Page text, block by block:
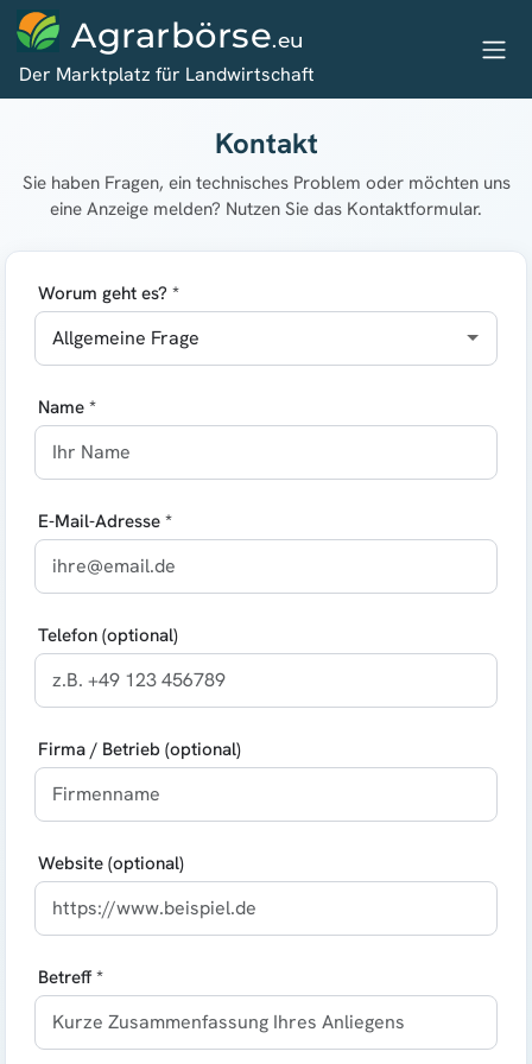
Agrarbörse.eu
Der Marktplatz für Landwirtschaft
Kontakt
Sie haben Fragen, ein technisches Problem oder möchten uns
eine Anzeige melden? Nutzen Sie das Kontaktformular.
Worum geht es? *
Name *
E-Mail-Adresse *
Telefon (optional)
Firma / Betrieb (optional)
Website (optional)
Betreff *